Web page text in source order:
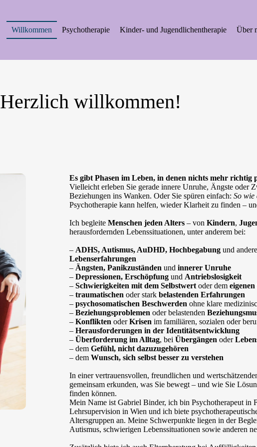
Willkommen Psychotherapie Kinder- und Jugendlichentherapie Über
Herzlich willkommen!
Es gibt Phasen im Leben, in denen nichts mehr richtig
Vielleicht erleben Sie gerade innere Unruhe, Ängste oder
Beziehungen ins Wanken. Oder Sie spüren einfach:So wie
Psychotherapie kann helfen, wieder Klarheit zu finden –
Ich begleiteMenschen jeden Alters – vonKindern,
herausfordernden Lebenssituationen, unter anderem bei:
– ADHS, Autismus, AuDHD, Hochbegabung und
Lebenserfahrungen
– Ängsten, Panikzuständen undinnerer Unruhe
–Depressionen, Erschöpfung und Antriebslosigkeit
–Schwierigkeiten mit dem Selbstwert oder dem
–traumatischen oder starkbelastenden Erfahrungen
–psychosomatischen Beschwerden ohne klare
–Beziehungsproblemen oder belastenden
–Konflikten oderKrisen im familiären, sozialen oder
–Herausforderungen in der Identitätsentwicklung
–Überforderung im Alltag, beiÜbergängen oder
– demGefühl, nicht dazuzugehören
– demWunsch, sich selbst besser zu verstehen
In einer vertrauensvollen, freundlichen und
gemeinsam erkunden, was Sie bewegt – und wie Sie
finden können.
Mein Name ist Gabriel Binder, ich bin Psychotherapeut in
Lehrsupervision in Wien und ich biete
Altersgruppen an. Meine Schwerpunkte liegen in der
Autismus, schwierigen Lebenssituationen sowie anderen